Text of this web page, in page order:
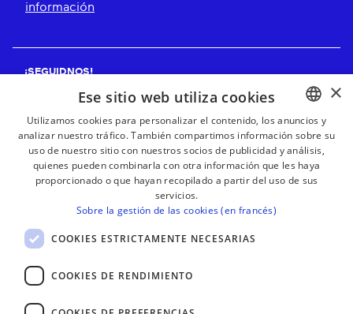
información
¡SEGUIDNOS!
¡RECIBE NUESTROS BOLETINES!
Suscribirse
BASQUE
FRENCH
×
Ese sitio web utiliza cookies
Utilizamos cookies para personalizar el contenido, los anuncios y
analizar nuestro tráfico. También compartimos información sobre su
uso de nuestro sitio con nuestros socios de publicidad y análisis,
quienes pueden combinarla con otra información que les haya
proporcionado o que hayan recopilado a partir del uso de sus
servicios.
Sobre la gestión de las cookies (en francés)
COOKIES ESTRICTAMENTE NECESARIAS
COOKIES DE RENDIMIENTO